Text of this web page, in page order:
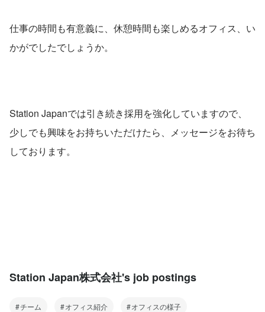
仕事の時間も有意義に、休憩時間も楽しめるオフィス、い
かがでしたでしょうか。
Station Japanでは引き続き採用を強化していますので、
少しでも興味をお持ちいただけたら、メッセージをお待ち
しております。
Station Japan株式会社's job postings
チーム オフィス紹介 オフィスの様子